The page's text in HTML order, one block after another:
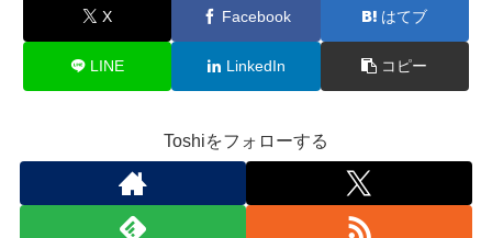
X Facebook はてブ
LINE LinkedIn コピー
Toshiをフォローする